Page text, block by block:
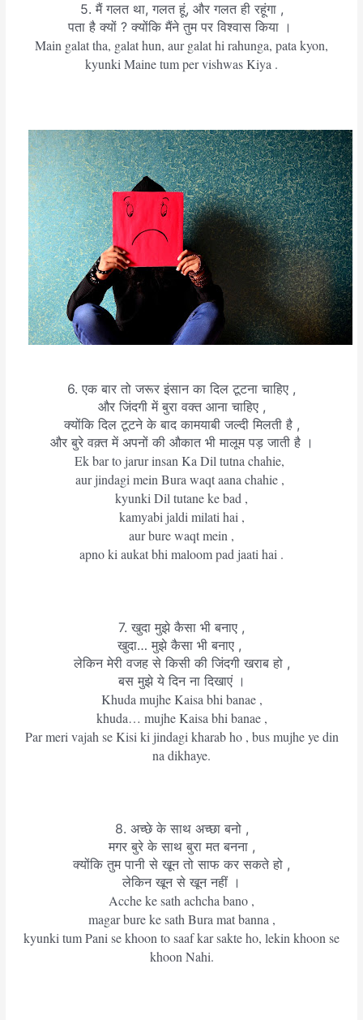
5. मैं गलत था, गलत हूं, और गलत ही रहूंगा ,
पता है क्यों ? क्योंकि मैंने तुम पर विश्वास किया ।
Main galat tha, galat hun, aur galat hi rahunga, pata kyon,
kyunki Maine tum per vishwas Kiya .
6. एक बार तो जरूर इंसान का दिल टूटना चाहिए ,
और जिंदगी में बुरा वक्त आना चाहिए ,
क्योंकि दिल टूटने के बाद कामयाबी जल्दी मिलती है ,
और बुरे वक़्त में अपनों की औकात भी मालूम पड़ जाती है ।
Ek bar to jarur insan Ka Dil tutna chahie,
aur jindagi mein Bura waqt aana chahie ,
kyunki Dil tutane ke bad ,
kamyabi jaldi milati hai ,
aur bure waqt mein ,
apno ki aukat bhi maloom pad jaati hai .
7. खुदा मुझे कैसा भी बनाए ,
खुदा… मुझे कैसा भी बनाए ,
लेकिन मेरी वजह से किसी की जिंदगी खराब हो ,
बस मुझे ये दिन ना दिखाएं ।
Khuda mujhe Kaisa bhi banae ,
khuda… mujhe Kaisa bhi banae ,
Par meri vajah se Kisi ki jindagi kharab ho , bus mujhe ye din
na dikhaye.
8. अच्छे के साथ अच्छा बनो ,
मगर बुरे के साथ बुरा मत बनना ,
क्योंकि तुम पानी से खून तो साफ कर सकते हो ,
लेकिन खून से खून नहीं ।
Acche ke sath achcha bano ,
magar bure ke sath Bura mat banna ,
kyunki tum Pani se khoon to saaf kar sakte ho, lekin khoon se
khoon Nahi.